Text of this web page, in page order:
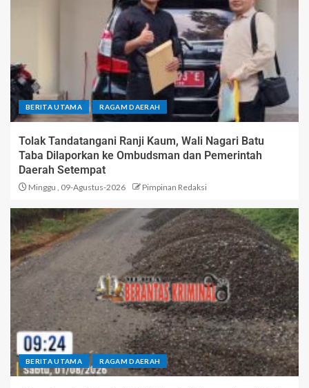
BERITA UTAMA RAGAM DAERAH
Tolak Tandatangani Ranji Kaum, Wali Nagari Batu
Taba Dilaporkan ke Ombudsman dan Pemerintah
Daerah Setempat
Minggu , 09-Agustus-2026 Pimpinan Redaksi
BERITA UTAMA RAGAM DAERAH